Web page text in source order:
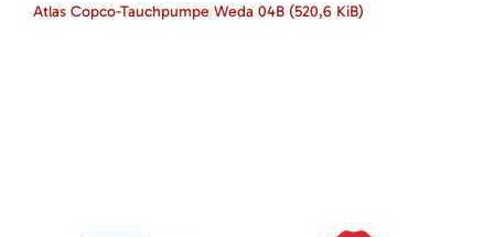
Atlas Copco-Tauchpumpe Weda 04B (520,6 KiB)